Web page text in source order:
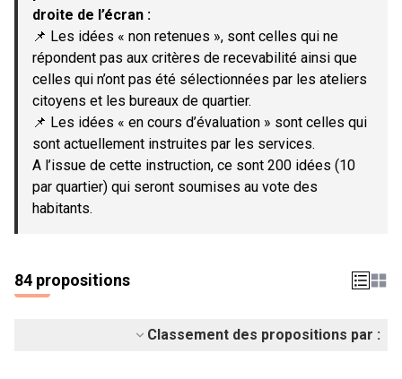
droite de l’écran :
📌 Les idées « non retenues », sont celles qui ne
répondent pas aux critères de recevabilité ainsi que
celles qui n’ont pas été sélectionnées par les ateliers
citoyens et les bureaux de quartier.
📌 Les idées « en cours d’évaluation » sont celles qui
sont actuellement instruites par les services.
A l’issue de cette instruction, ce sont 200 idées (10
par quartier) qui seront soumises au vote des
habitants.
84 propositions
Classement des propositions par :